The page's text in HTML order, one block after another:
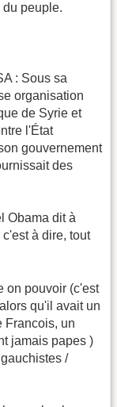
peuple.
: Sous sa
organisation
de Syrie et
l'État
gouvernement
des
Obama dit à
c'est à dire, tout
on pouvoir (c'est
qu'il avait un
Francois, un
jamais papes )
/